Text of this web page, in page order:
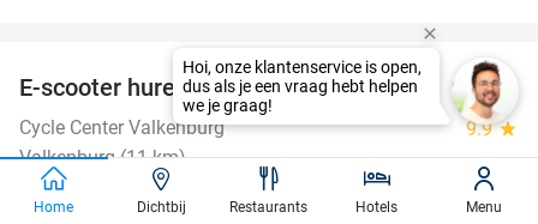
37%
E-scooter huren (3 uur of hele dag)
Cycle Center Valkenburg 9.9star
Valkenburg (11 km)
Verkocht: 314
€39
Home Dichtbij Restaurants Hotels Menu